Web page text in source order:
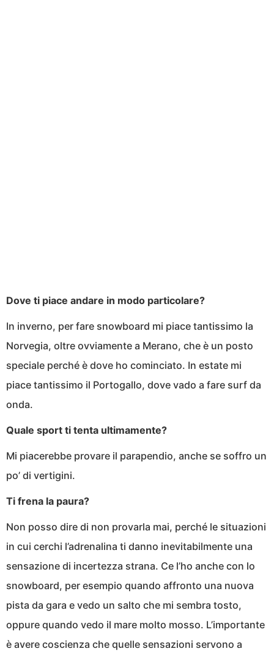
Dove ti piace andare in modo particolare?
In inverno, per fare snowboard mi piace tantissimo la
Norvegia, oltre ovviamente a Merano, che è un posto
speciale perché è dove ho cominciato. In estate mi
piace tantissimo il Portogallo, dove vado a fare surf da
onda.
Quale sport ti tenta ultimamente?
Mi piacerebbe provare il parapendio, anche se soffro un
po’ di vertigini.
Ti frena la paura?
Non posso dire di non provarla mai, perché le situazioni
in cui cerchi l’adrenalina ti danno inevitabilmente una
sensazione di incertezza strana. Ce l’ho anche con lo
snowboard, per esempio quando affronto una nuova
pista da gara e vedo un salto che mi sembra tosto,
oppure quando vedo il mare molto mosso. L’importante
è avere coscienza che quelle sensazioni servono a